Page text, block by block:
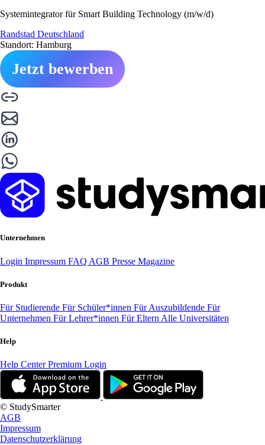
Systemintegrator für Smart Building Technology (m/w/d)
Randstad Deutschland
Standort: Hamburg
Jetzt bewerben
Unternehmen
Login Impressum FAQ AGB Presse Magazine
Produkt
Für Studierende Für Schüler*innen Für Auszubildende Für
Unternehmen Für Lehrer*innen Für Eltern Alle Universitäten
Help
Help CenterPremium Login
© StudySmarter
AGB
Impressum
Datenschutzerklärung